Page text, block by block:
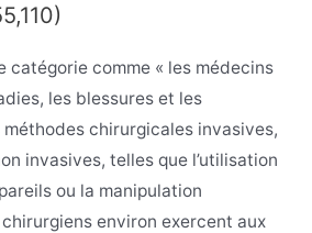
catégorie comme « les médecins
les blessures et les
chirurgicales invasives,
invasives, telles que l’utilisation
ou la manipulation
environ exercent aux